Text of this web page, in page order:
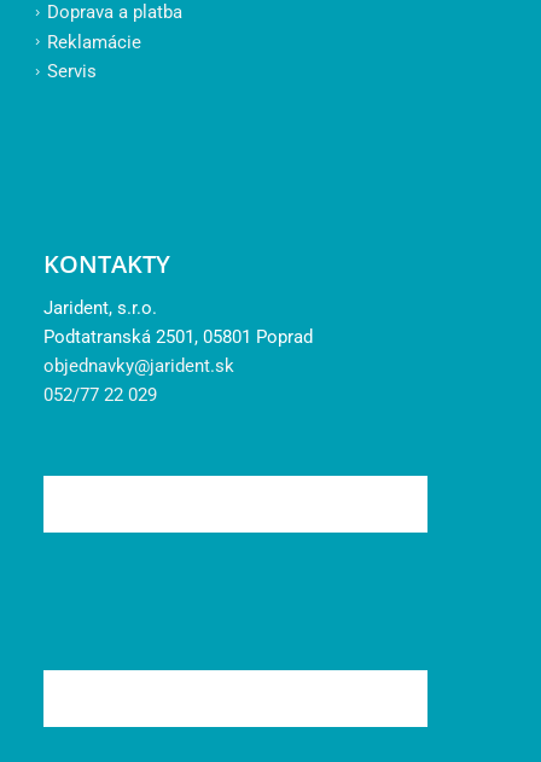
Doprava a platba
Reklamácie
Servis
KONTAKTY
Jarident, s.r.o.
Podtatranská 2501, 05801 Poprad
objednavky@jarident.sk
052/77 22 029